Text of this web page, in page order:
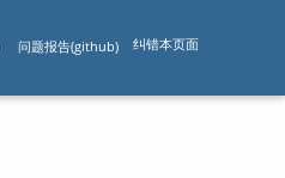
问题报告(github) 纠错本页面